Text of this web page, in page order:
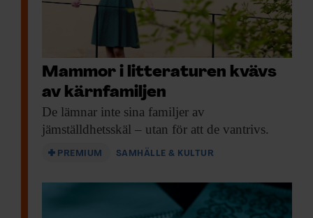
Mammor i litteraturen kvävs
av kärnfamiljen
De lämnar inte sina familjer av
jämställdhetsskäl – utan för att de vantrivs.
PREMIUM SAMHÄLLE & KULTUR